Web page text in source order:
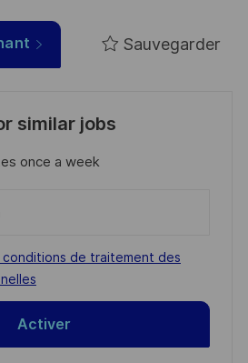
Sauvegarder
similar jobs
once a week
de traitement des
Activer